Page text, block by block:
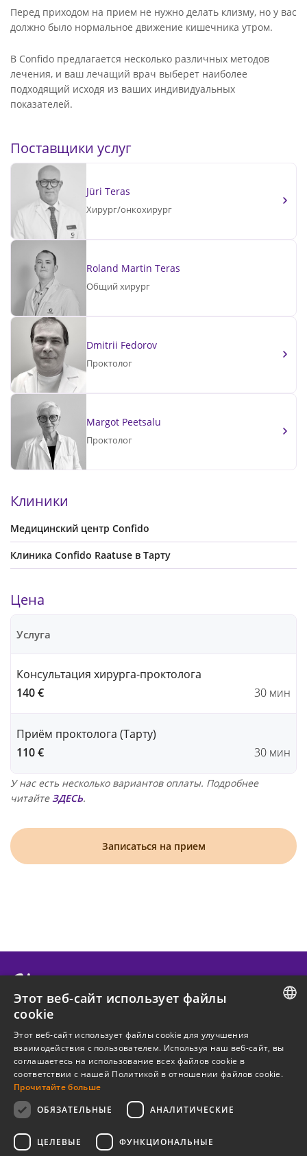
Перед приходом на прием не нужно делать клизму, но у вас
должно было нормальное движение кишечника утром.
В Confido предлагается несколько различных методов
лечения, и ваш лечащий врач выберет наиболее
подходящий исходя из ваших индивидуальных
показателей.
Поставщики услуг
Jüri Teras
Хирург/онкохирург
Roland Martin Teras
Общий хирург
Dmitrii Fedorov
Проктолог
Margot Peetsalu
Проктолог
Клиники
Медицинский центр Confido
Клиника Confido Raatuse в Тарту
Цена
Услуга
Консультация хирурга-проктолога
140 €
30 мин
Приём проктолога (Тарту)
110 €
30 мин
У нас есть несколько вариантов оплаты. Подробнее
читайтеЗДЕСЬ.
Записаться на прием
О КОНФИДО
ПОЛЕЗНЫЙ
ЛЕГАЛЬНАЯ ИНФОРМАЦИЯ
ENGLISH
RUSSIAN
Этот веб-сайт использует файлы
cookie
Этот веб-сайт использует файлы cookie для улучшения
взаимодействия с пользователем. Используя наш веб-сайт, вы
соглашаетесь на использование всех файлов cookie в
соответствии с нашей Политикой в ​​отношении файлов cookie.
Прочитайте больше
ОБЯЗАТЕЛЬНЫЕ
АНАЛИТИЧЕСКИЕ
ЦЕЛЕВЫЕ ФУНКЦИОНАЛЬНЫЕ